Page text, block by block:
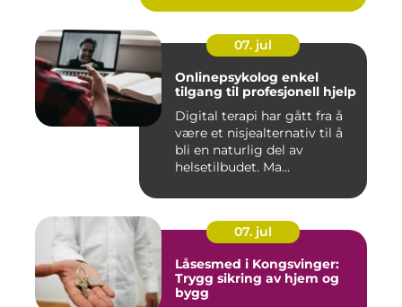
07. jul
Onlinepsykolog enkel
tilgang til profesjonell hjelp
Digital terapi har gått fra å
være et nisjealternativ til å
bli en naturlig del av
helsetilbudet. Ma...
07. jul
Låsesmed i Kongsvinger:
Trygg sikring av hjem og
bygg